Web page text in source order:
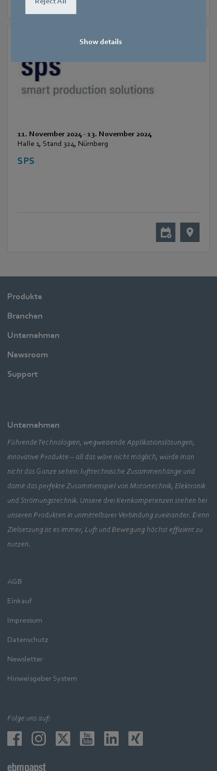
Show details
11. November 2024-13. November 2024
Halle 1, Stand 324, Nürnberg
SPS
Produkte
Branchen
Unternehmen
Newsroom
Support
Unternehmen
Führende Technologien, wegweisende Applikationslösungen,
innovative Produkte – all das wäre nicht möglich, würde man
nicht das Ganze sehen: lufttechnische Zusammenhänge und
damit das perfekte Zusammenspiel von Motortechnik, Elektronik
und Strömungstechnik. Unsere drei Kernkompetenzen stehen bei
unseren Produkten in unmittelbarer Verbindung zueinander. Denn
Zielsetzung ist es immer, Luft und Bewegung höchst effizient zu
nutzen.
AGB
Einkauf
Impressum
Datenschutz
Newsletter
Hinweisgeber System
Folge uns auf: